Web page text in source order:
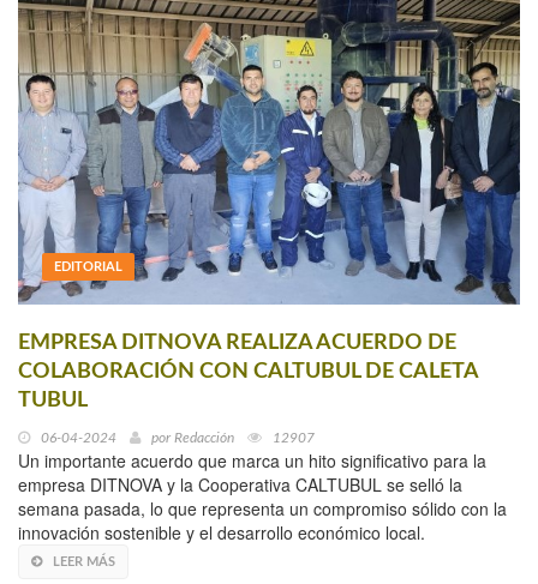
EDITORIAL
EMPRESA DITNOVA REALIZA ACUERDO DE
COLABORACIÓN CON CALTUBUL DE CALETA
TUBUL
06-04-2024 por Redacción 12907
Un importante acuerdo que marca un hito significativo para la
empresa DITNOVA y la Cooperativa CALTUBUL se selló la
semana pasada, lo que representa un compromiso sólido con la
innovación sostenible y el desarrollo económico local.
LEER MÁS